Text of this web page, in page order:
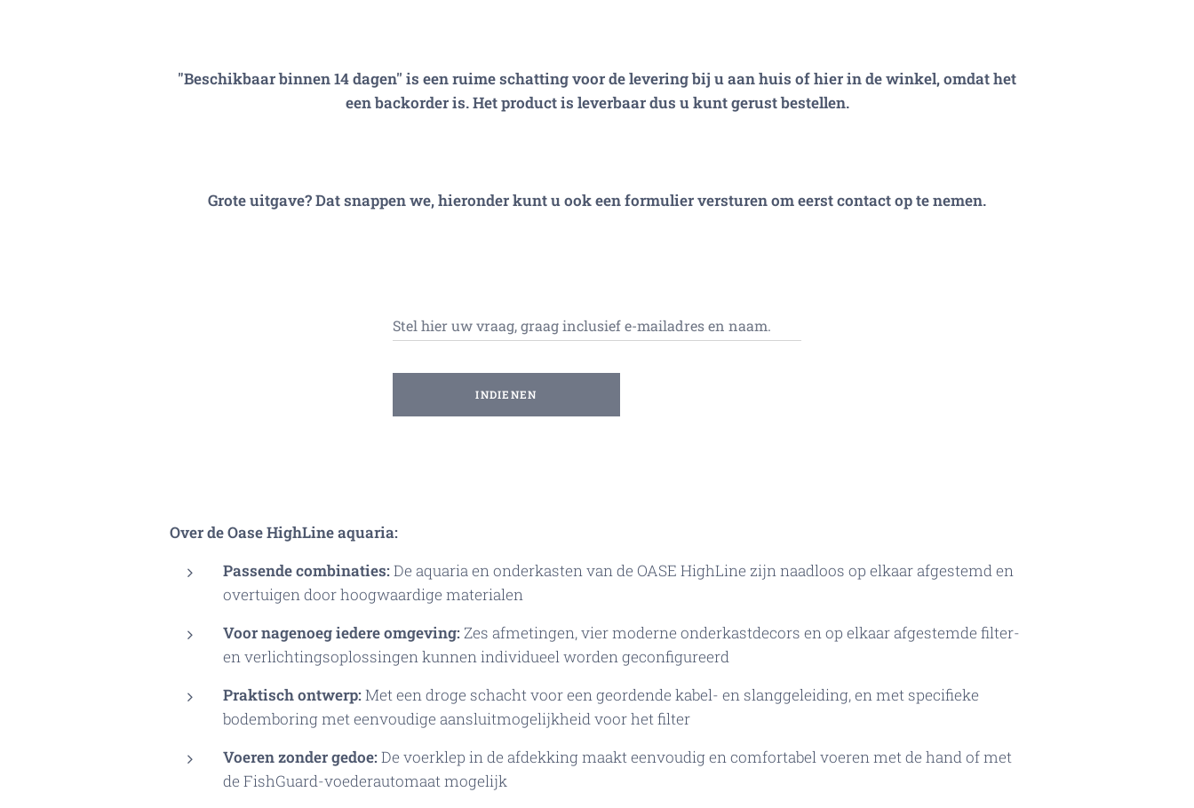
"Beschikbaar binnen 14 dagen'' is een ruime schatting voor de levering bij u aan huis of hier in de winkel, omdat het
een backorder is. Het product is leverbaar dus u kunt gerust bestellen.
Grote uitgave? Dat snappen we, hieronder kunt u ook een formulier versturen om eerst contact op te nemen.
Stel hier uw vraag, graag inclusief e-mailadres en naam.
INDIENEN
Over de OaseHighLineaquaria:
Passende combinaties:De aquaria en onderkasten van de OASE HighLine zijn naadloos op elkaar afgestemd en
overtuigen door hoogwaardige materialen
Voor nagenoeg iedere omgeving:Zes afmetingen, vier moderne onderkastdecors en op elkaar afgestemde filter-
en verlichtingsoplossingen kunnen individueel worden geconfigureerd
Praktisch ontwerp:Met een droge schacht voor een geordende kabel- en slanggeleiding, en met specifieke
bodemboring met eenvoudige aansluitmogelijkheid voor het filter
Voeren zonder gedoe:De voerklep in de afdekking maakt eenvoudig en comfortabel voeren met de hand of met
de FishGuard-voederautomaat mogelijk